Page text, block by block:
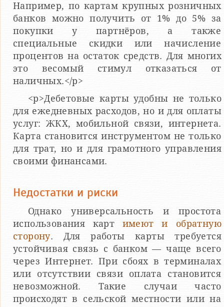
Например, по картам крупных розничных
банков можно получить от 1% до 5% за
покупки у партнёров, а также
специальные скидки или начисление
процентов на остаток средств. Для многих
это весомый стимул отказаться от
наличных.</p>
<p>Дебетовые карты удобны не только
для ежедневных расходов, но и для оплаты
услуг: ЖКХ, мобильной связи, интернета.
Карта становится инструментом не только
для трат, но и для грамотного управления
своими финансами.
Недостатки и риски
Однако универсальность и простота
использования карт имеют и обратную
сторону. Для работы карты требуется
устойчивая связь с банком — чаще всего
через Интернет. При сбоях в терминалах
или отсутствии связи оплата становится
невозможной. Такие случаи часто
происходят в сельской местности или на